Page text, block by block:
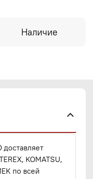
Наличие
KOMATSU,
по всей